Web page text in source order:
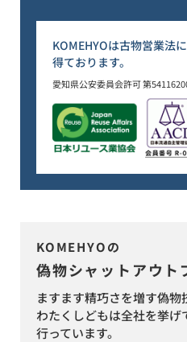
KOMEHYOは古物営業法
得ております。
愛知県公安委員会許可 第
KOMEHYOの
偽物シャットアウト
ますます精巧さを増す偽物
わたくしどもは全社を挙
行っています。